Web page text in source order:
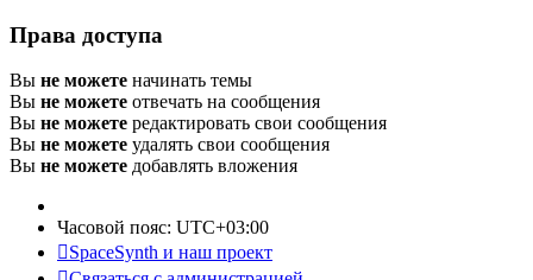
Права доступа
Вы не можете начинать темы
Вы не можете отвечать на сообщения
Вы не можете редактировать свои сообщения
Вы не можете удалять свои сообщения
Вы не можете добавлять вложения
Часовой пояс: UTC+03:00
SpaceSynth и наш проект